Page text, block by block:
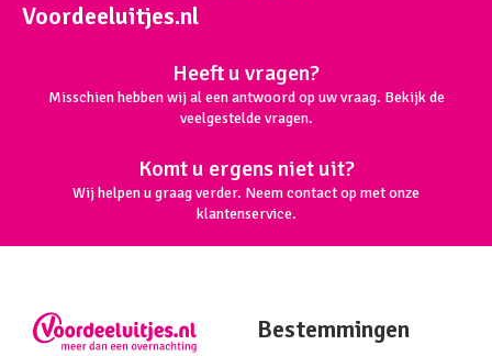
Voordeeluitjes.nl
Heeft u vragen?
Misschien hebben wij al een antwoord op uw vraag. Bekijk de
veelgestelde vragen.
Komt u ergens niet uit?
Wij helpen u graag verder. Neem contact op met onze
klantenservice.
Bestemmingen